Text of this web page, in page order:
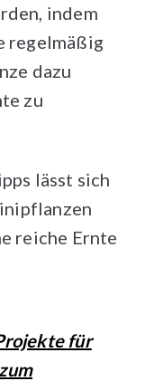
indem
regelmäßig
dazu
zu
lässt sich
reiche Ernte
für